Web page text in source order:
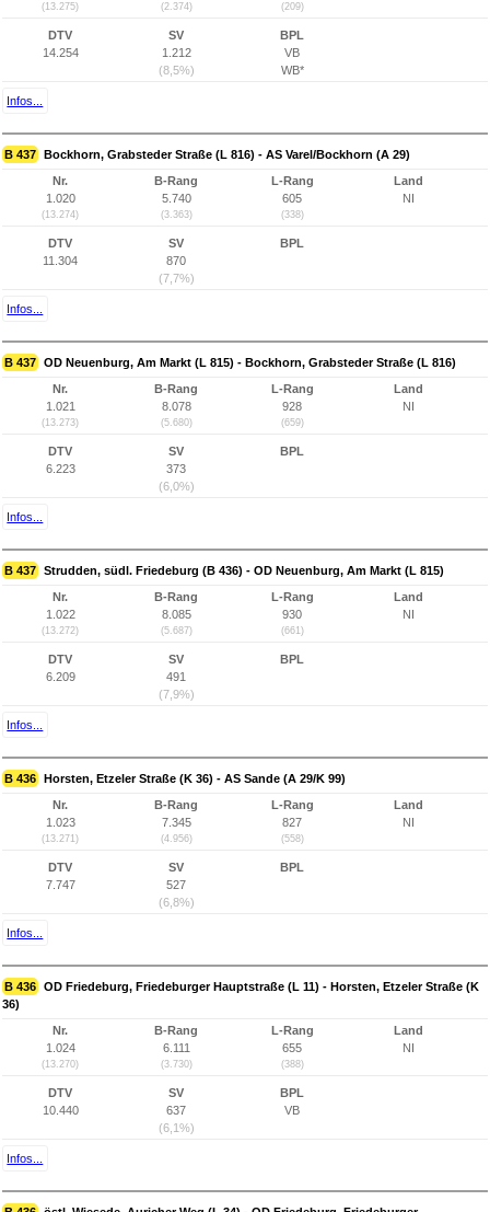
(13.275) (2.374) (209)
DTV
14.254
SV
1.212
(8,5%)
BPL
VB
WB*
Infos...
B 437 Bockhorn, Grabsteder Straße (L 816) - AS Varel/Bockhorn (A 29)
Nr.
1.020
(13.274)
B-Rang
5.740
(3.363)
L-Rang
605
(338)
Land
NI
DTV
11.304
SV
870
(7,7%)
BPL
Infos...
B 437 OD Neuenburg, Am Markt (L 815) - Bockhorn, Grabsteder Straße (L 816)
Nr.
1.021
(13.273)
B-Rang
8.078
(5.680)
L-Rang
928
(659)
Land
NI
DTV
6.223
SV
373
(6,0%)
BPL
Infos...
B 437 Strudden, südl. Friedeburg (B 436) - OD Neuenburg, Am Markt (L 815)
Nr.
1.022
(13.272)
B-Rang
8.085
(5.687)
L-Rang
930
(661)
Land
NI
DTV
6.209
SV
491
(7,9%)
BPL
Infos...
B 436 Horsten, Etzeler Straße (K 36) - AS Sande (A 29/K 99)
Nr.
1.023
(13.271)
B-Rang
7.345
(4.956)
L-Rang
827
(558)
Land
NI
DTV
7.747
SV
527
(6,8%)
BPL
Infos...
B 436 OD Friedeburg, Friedeburger Hauptstraße (L 11) - Horsten, Etzeler Straße (K
36)
Nr.
1.024
(13.270)
B-Rang
6.111
(3.730)
L-Rang
655
(388)
Land
NI
DTV
10.440
SV
637
(6,1%)
BPL
VB
Infos...